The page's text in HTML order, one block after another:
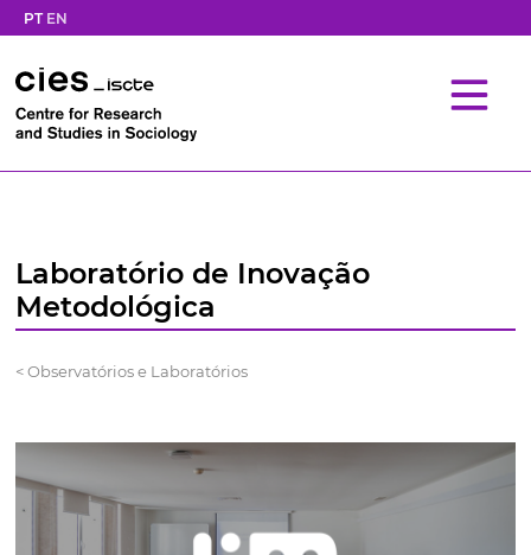
PT EN
Laboratório de Inovação
Metodológica
< Observatórios e Laboratórios